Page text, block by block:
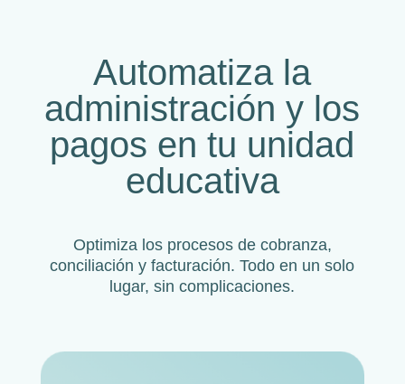
Automatiza la
administración y los
pagos en tu unidad
educativa
Optimiza los procesos de cobranza,
conciliación y facturación. Todo en un solo
lugar, sin complicaciones.